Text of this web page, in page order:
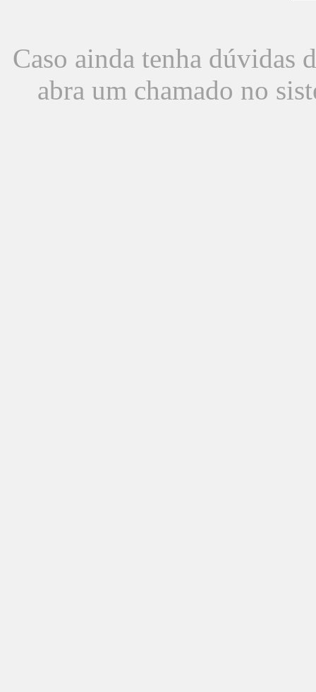
Caso ainda tenha dúvidas
abra um chamado no